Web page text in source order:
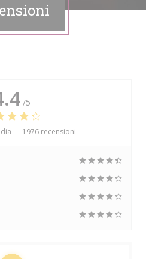
/5
— 1976 recensioni